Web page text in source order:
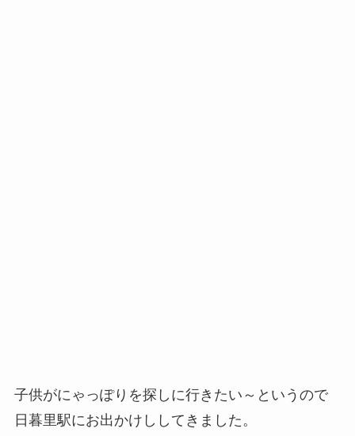
子供がにゃっぽりを探しに行きたい～というので
日暮里駅にお出かけししてきました。